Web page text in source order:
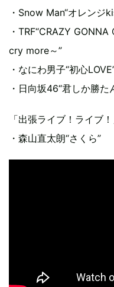
・Snow Man“オレンジ
・TRF“CRAZY
cry more～”
・なにわ男子“初心
・日向坂46“君しか勝た
「出張ライブ！ライブ！
・森山直太朗“さくら”